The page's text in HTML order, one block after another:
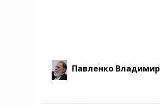
Павленко Владимир